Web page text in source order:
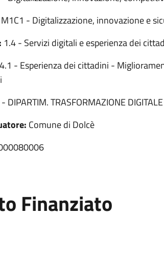
M1C1 - Digitalizzazione, innovazione e
1.4 - Servizi digitali e esperienza dei
- Esperienza dei cittadini -
DIPARTIM. TRASFORMAZIONE DIGITALE
Comune di Dolcè
Finanziato